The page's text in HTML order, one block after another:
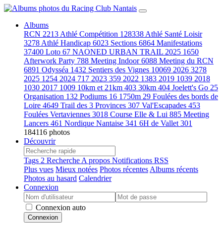
Albums
RCN 2213 Athlé Compétition 128338 Athlé Santé Loisir
3278 Athlé Handicap 6023 Sections 6864 Manifestations
37400 Loto 67 NAONED URBAN TRAIL 2025 1650
Afterwork Party 788 Meeting Indoor6088 Meeting du RCN
6891 Odysséa 1432 Sentiers des Vignes 10069 2026 3278
2025 1254 2024 717 2023 359 2022 1383 2019 1039 2018
1030 2017 1009 10km et 21km 403 30km 404 Joelett's Go 25
Organisation 132 Podiums 16 1750m 29 Foulées des bords de
Loire 4649 Trail des 3 Provinces 307 Val'Escapades 453
Foulées Vertaviennes 3018 Course Elle & Lui 885 Meeting
Lancers 461 Nordique Nantaise 341 6H de Vallet 301
184116 photos
Découvrir
Tags 2 Recherche A propos Notifications RSS
Plus vues Mieux notées Photos récentes Albums récents
Photos au hasard Calendrier
Connexion
Connexion auto
Connexion